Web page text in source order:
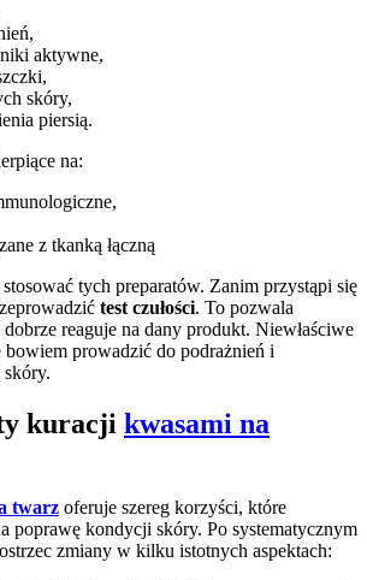
aktywne,
skóry,
piersią.
na:
z tkanką łączną
tych preparatów. Zanim przystąpi się
test czułości. To pozwala
reaguje na dany produkt. Niewłaściwe
prowadzić do podrażnień i
kuracji kwasami na
twarz oferuje szereg korzyści, które
poprawę kondycji skóry. Po systematycznym
zmiany w kilku istotnych aspektach: